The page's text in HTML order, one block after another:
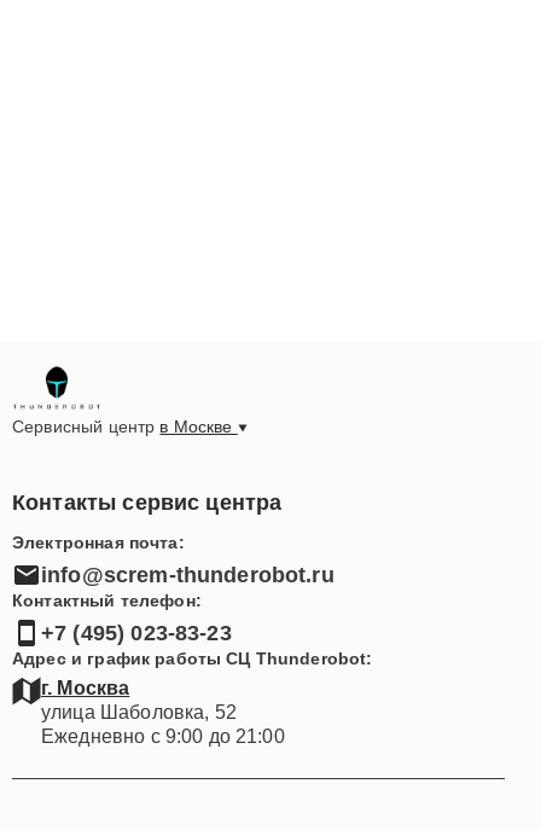
Сервисный центр в Москве
Контакты сервис центра
Электронная почта:
info@screm-thunderobot.ru
Контактный телефон:
+7 (495) 023-83-23
Адрес и график работы СЦ Thunderobot:
г. Москва
улица Шаболовка, 52
Ежедневно с 9:00 до 21:00